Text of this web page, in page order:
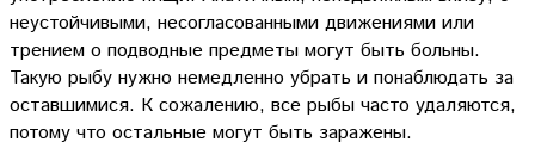
неустойчивыми, несогласованными движениями или
трением о подводные предметы могут быть больны.
Такую рыбу нужно немедленно убрать и понаблюдать за
оставшимися. К сожалению, все рыбы часто удаляются,
потому что остальные могут быть заражены.